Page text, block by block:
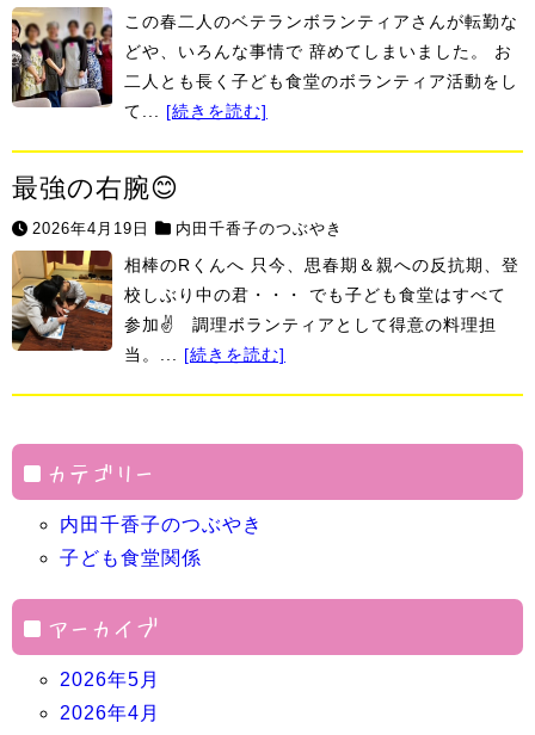
この春二人のベテランボランティアさんが転勤な
どや、いろんな事情で 辞めてしまいました。 お
二人とも長く子ども食堂のボランティア活動をし
て... [続きを読む]
最強の右腕😊
2026年4月19日 内田千香子のつぶやき
相棒のRくんへ 只今、思春期＆親への反抗期、登
校しぶり中の君・・・ でも子ども食堂はすべて
参加✌ 調理ボランティアとして得意の料理担
当。... [続きを読む]
カテゴリー
内田千香子のつぶやき
子ども食堂関係
アーカイブ
2026年5月
2026年4月